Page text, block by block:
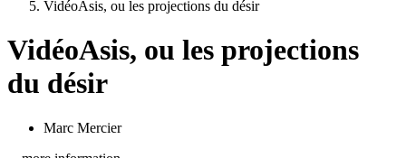
VidéoAsis, ou les projections du désir
VidéoAsis, ou les projections
du désir
Marc Mercier